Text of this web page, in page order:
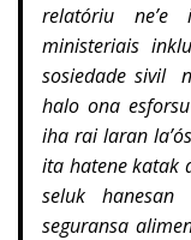
relatóriu
ministeriais
sosiedade sivil
halo ona
iha rai laran
ita hatene katak
seluk
seguransa